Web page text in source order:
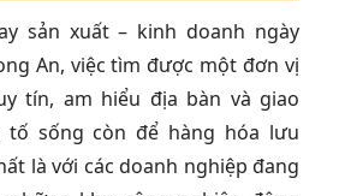
sản xuất – kinh doanh ngày
An, việc tìm được một đơn vị
tín, am hiểu địa bàn và giao
tố sống còn để hàng hóa lưu
là với các doanh nghiệp đang